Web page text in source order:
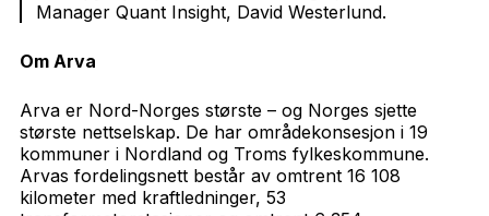
Manager Quant Insight, David Westerlund.
Om Arva
Arva er Nord-Norges største – og Norges sjette
største nettselskap. De har områdekonsesjon i 19
kommuner i Nordland og Troms fylkeskommune.
Arvas fordelingsnett består av omtrent 16 108
kilometer med kraftledninger, 53